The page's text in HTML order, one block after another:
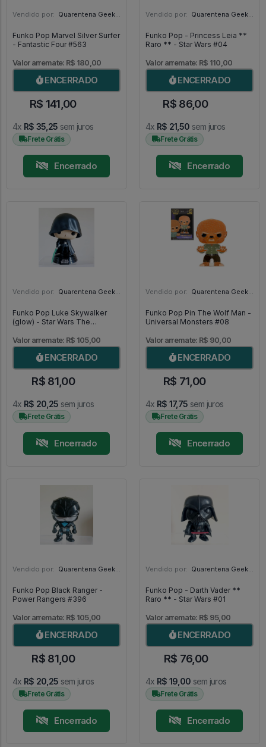
Vendido por: Quarentena Geek Store - SP
Funko Pop Marvel Silver Surfer
- Fantastic Four #563
Valor arremate: R$ 180,00
ENCERRADO
R$ 141,00
4x R$ 35,25 sem juros
Frete Grátis
Encerrado
Vendido por: Quarentena Geek Store - SP
Funko Pop - Princess Leia **
Raro ** - Star Wars #04
Valor arremate: R$ 110,00
ENCERRADO
R$ 86,00
4x R$ 21,50 sem juros
Frete Grátis
Encerrado
Vendido por: Quarentena Geek Store - SP
Funko Pop Luke Skywalker
(glow) - Star Wars The
Valor arremate: R$ 105,00
ENCERRADO
R$ 81,00
4x R$ 20,25 sem juros
Frete Grátis
Encerrado
Vendido por: Quarentena Geek Store - SP
Funko Pop Pin The Wolf Man -
Universal Monsters #08
Valor arremate: R$ 90,00
ENCERRADO
R$ 71,00
4x R$ 17,75 sem juros
Frete Grátis
Encerrado
Vendido por: Quarentena Geek Store - SP
Funko Pop Black Ranger -
Power Rangers #396
Valor arremate: R$ 105,00
ENCERRADO
R$ 81,00
4x R$ 20,25 sem juros
Frete Grátis
Encerrado
Vendido por: Quarentena Geek Store - SP
Funko Pop - Darth Vader **
Raro ** - Star Wars #01
Valor arremate: R$ 95,00
ENCERRADO
R$ 76,00
4x R$ 19,00 sem juros
Frete Grátis
Encerrado